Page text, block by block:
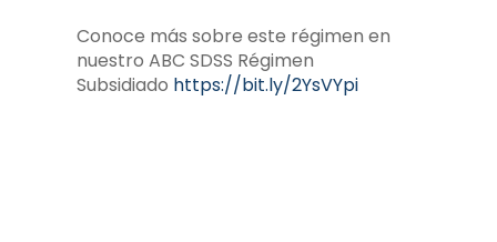
Conoce más sobre este régimen en
nuestro ABC SDSS Régimen
Subsidiado https://bit.ly/2YsVYpi